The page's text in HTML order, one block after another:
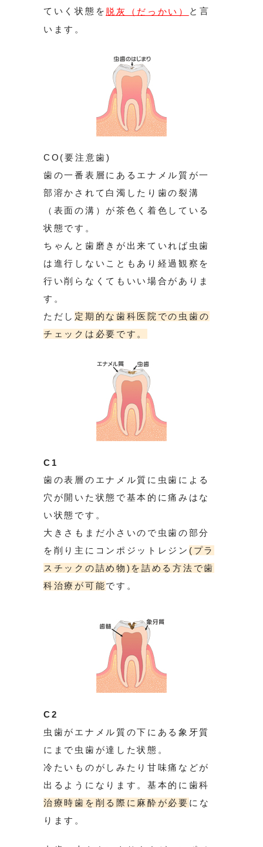
ていく状態を 脱灰（だっかい）
と言
います。
CO(要注意歯)
歯の一番表層にあるエナメル質が一
部溶かされて白濁したり歯の裂溝
（表面の溝）が茶色く着色している
状態です。
ちゃんと歯磨きが出来ていれば虫歯
は進行しないこともあり経過観察を
行い削らなくてもいい場合がありま
す。
ただし 定期的な歯科医院での虫歯の
チェックは必要です。
C1
歯の表層のエナメル質に虫歯による
穴が開いた状態で基本的に痛みはな
い状態です。
大きさもまだ小さいので虫歯の部分
を削り主にコンポジットレジン (プラ
スチックの詰め物)を詰める方法 で歯
科治療が可能です。
C2
虫歯がエナメル質の下にある象牙質
にまで虫歯が達した状態。
冷たいものがしみたり甘味痛などが
出るようになります。基本的に歯科
治療時歯を削る際に 麻酔が必要 にな
ります。